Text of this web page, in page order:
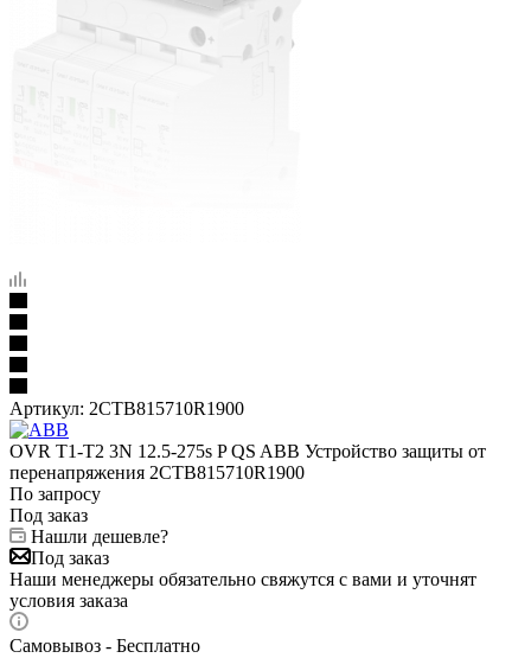
Артикул: 2CTB815710R1900
OVR T1-T2 3N 12.5-275s P QS ABB Устройство защиты от
перенапряжения 2CTB815710R1900
По запросу
Под заказ
Нашли дешевле?
Под заказ
Наши менеджеры обязательно свяжутся с вами и уточнят
условия заказа
Самовывоз - Бесплатно